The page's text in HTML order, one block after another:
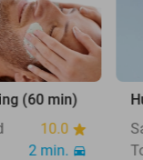
(60 min)
10.0
2 min.